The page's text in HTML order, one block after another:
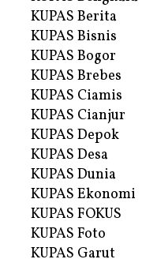
KUPAS Berita
KUPAS Bisnis
KUPAS Bogor
KUPAS Brebes
KUPAS Ciamis
KUPAS Cianjur
KUPAS Depok
KUPAS Desa
KUPAS Dunia
KUPAS Ekonomi
KUPAS FOKUS
KUPAS Foto
KUPAS Garut